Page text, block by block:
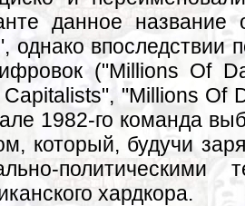
данное
однако впоследствии
("Millions Of
"Millions Of
1982-го команда
который, будучи
политическими
хардкора.